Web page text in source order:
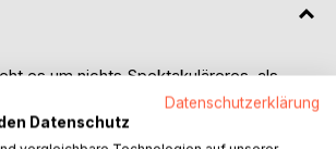
es um nichts Spektakuläreres, als
Es geht um Erlebnisse,
verpackt in einzelne
Panikattacken, Ängste,
Datenschutzerklärung
Datenschutz